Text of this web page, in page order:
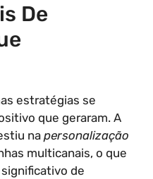
De
estratégias se
que geraram. A
napersonalização
multicanais, o que
de